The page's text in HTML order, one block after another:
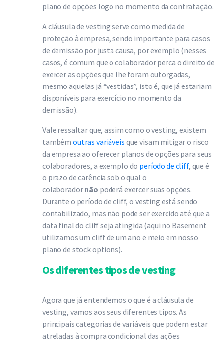
plano de opções logo no momento da contratação.
A cláusula de vesting serve como medida de
proteção à empresa, sendo importante para casos
de demissão por justa causa, por exemplo (nesses
casos, é comum que o colaborador perca o direito de
exercer as opções que lhe foram outorgadas,
mesmo aquelas já “vestidas”, isto é, que já estariam
disponíveis para exercício no momento da
demissão).
Vale ressaltar que, assim como o vesting, existem
tambémoutras variáveis que visam mitigar o risco
da empresa ao oferecer planos de opções para seus
colaboradores, a exemplo do período de cliff, que é
o prazo de carência sob o qual o
colaboradornão poderá exercer suas opções.
Durante o período de cliff, o vesting está sendo
contabilizado, mas não pode ser exercido até que a
data final do cliff seja atingida (aqui no Basement
utilizamos um cliff de um ano e meio em nosso
plano de stock options).
Os diferentes tipos de vesting
Agora que já entendemos o que é a cláusula de
vesting, vamos aos seus diferentes tipos. As
principais categorias de variáveis que podem estar
atreladas à compra condicional das ações